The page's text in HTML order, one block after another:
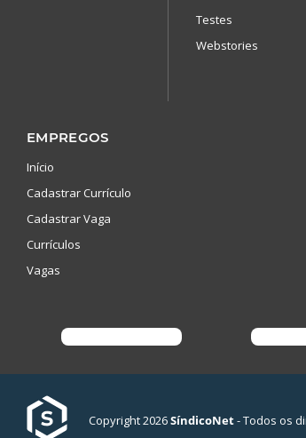
Testes
Webstories
EMPREGOS
Início
Cadastrar Currículo
Cadastrar Vaga
Currículos
Vagas
Copyright 2026SíndicoNet- Todos os